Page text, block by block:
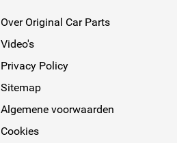
Over Original Car Parts
Video's
Privacy Policy
Sitemap
Algemene voorwaarden
Cookies